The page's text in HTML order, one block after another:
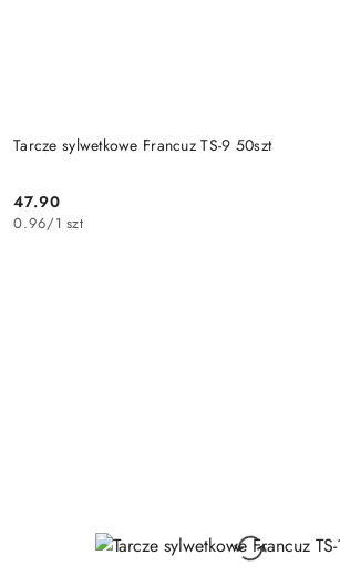
Tarcze sylwetkowe Francuz TS-9 50szt
Cena:
47.90
0.96/1 szt